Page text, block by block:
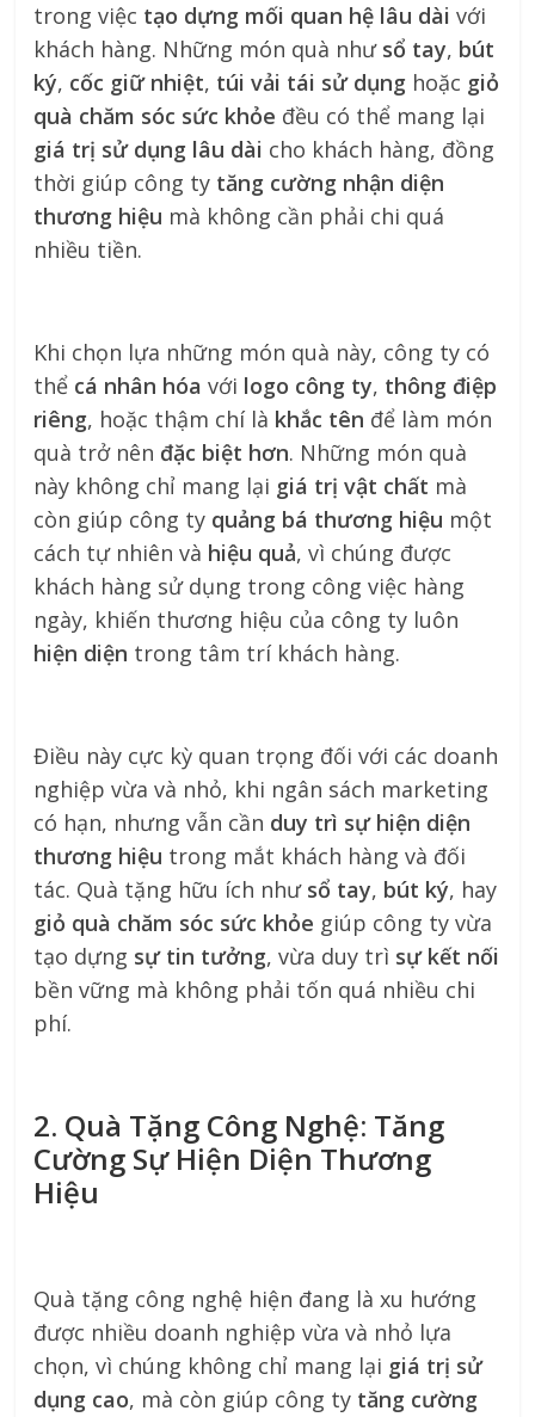
trong việc tạo dựng mối quan hệ lâu dài với
khách hàng. Những món quà như sổ tay, bút
ký, cốc giữ nhiệt, túi vải tái sử dụng hoặc giỏ
quà chăm sóc sức khỏe đều có thể mang lại
giá trị sử dụng lâu dài cho khách hàng, đồng
thời giúp công ty tăng cường nhận diện
thương hiệu mà không cần phải chi quá
nhiều tiền.
Khi chọn lựa những món quà này, công ty có
thể cá nhân hóa với logo công ty, thông điệp
riêng, hoặc thậm chí là khắc tên để làm món
quà trở nên đặc biệt hơn. Những món quà
này không chỉ mang lại giá trị vật chất mà
còn giúp công ty quảng bá thương hiệu một
cách tự nhiên và hiệu quả, vì chúng được
khách hàng sử dụng trong công việc hàng
ngày, khiến thương hiệu của công ty luôn
hiện diện trong tâm trí khách hàng.
Điều này cực kỳ quan trọng đối với các doanh
nghiệp vừa và nhỏ, khi ngân sách marketing
có hạn, nhưng vẫn cần duy trì sự hiện diện
thương hiệu trong mắt khách hàng và đối
tác. Quà tặng hữu ích như sổ tay, bút ký, hay
giỏ quà chăm sóc sức khỏe giúp công ty vừa
tạo dựng sự tin tưởng, vừa duy trì sự kết nối
bền vững mà không phải tốn quá nhiều chi
phí.
2. Quà Tặng Công Nghệ: Tăng
Cường Sự Hiện Diện Thương
Hiệu
Quà tặng công nghệ hiện đang là xu hướng
được nhiều doanh nghiệp vừa và nhỏ lựa
chọn, vì chúng không chỉ mang lại giá trị sử
dụng cao, mà còn giúp công ty tăng cường